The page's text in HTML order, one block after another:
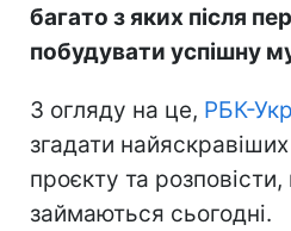
багато з яких після
побудувати успішну
З огляду на це, РБК-
згадати
проєкту та
займаються сьогодні.